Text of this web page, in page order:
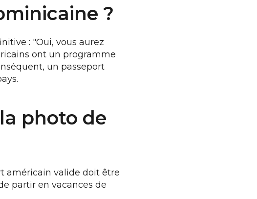
?
: "Oui, vous aurez
ont un programme
un passeport
photo de
américain valide doit être
partir en vacances de